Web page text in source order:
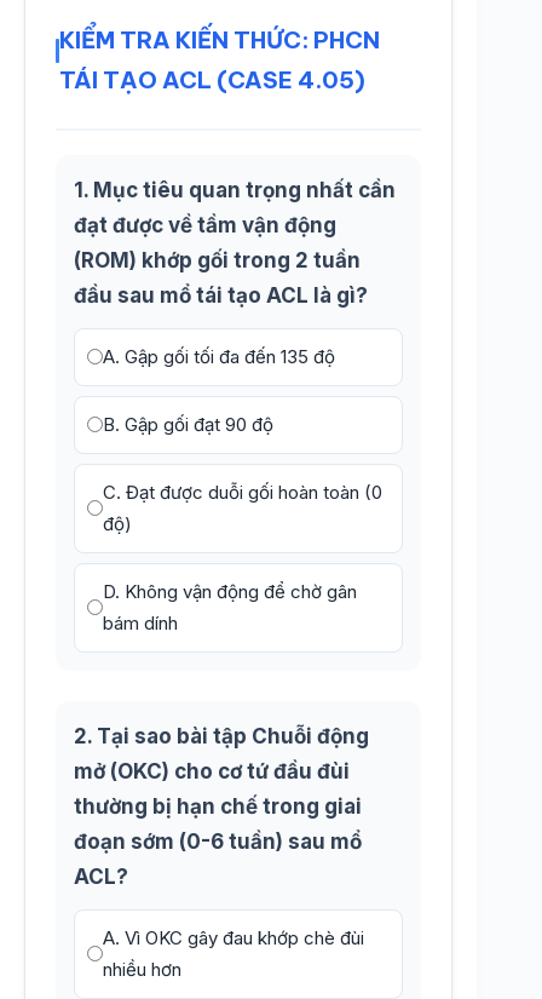
KIỂM TRA KIẾN THỨC: PHCN
TÁI TẠO ACL (CASE 4.05)
1. Mục tiêu quan trọng nhất cần
đạt được về tầm vận động
(ROM) khớp gối trong 2 tuần
đầu sau mổ tái tạo ACL là gì?
A. Gập gối tối đa đến 135 độ
B. Gập gối đạt 90 độ
C. Đạt được duỗi gối hoàn toàn (0
độ)
D. Không vận động để chờ gân
bám dính
2. Tại sao bài tập Chuỗi động
mở (OKC) cho cơ tứ đầu đùi
thường bị hạn chế trong giai
đoạn sớm (0-6 tuần) sau mổ
ACL?
A. Vì OKC gây đau khớp chè đùi
nhiều hơn